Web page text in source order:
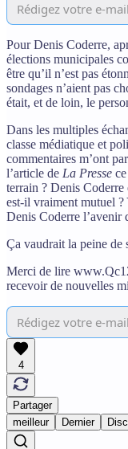
Pour Denis Coderre,
élections municipales
être qu’il n’est pas
sondages n’aient pas
était, et de loin, le
Dans les multiples
classe médiatique et
commentaires m’ont
l’article de La Presse
terrain ? Denis Coderre
est-il vraiment mutuel
Denis Coderre l’avenir
Ça vaudrait la peine de
Merci de lire
recevoir de nouvelles
4
Partager
meilleur
Dernier